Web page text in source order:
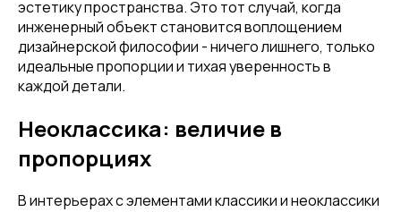
эстетику пространства. Это тот случай, когда
инженерный объект становится воплощением
дизайнерской философии - ничего лишнего, только
идеальные пропорции и тихая уверенность в
каждой детали.
Неоклассика: величие в
пропорциях
В интерьерах с элементами классики и неоклассики